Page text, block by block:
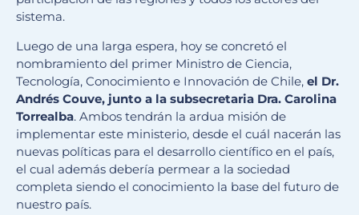
sistema.
Luego de una larga espera, hoy se concretó el
nombramiento del primer Ministro de Ciencia,
Tecnología, Conocimiento e Innovación de Chile, el Dr.
Andrés Couve, junto a la subsecretaria Dra. Carolina
Torrealba. Ambos tendrán la ardua misión de
implementar este ministerio, desde el cuál nacerán las
nuevas políticas para el desarrollo científico en el país,
el cual además debería permear a la sociedad
completa siendo el conocimiento la base del futuro de
nuestro país.